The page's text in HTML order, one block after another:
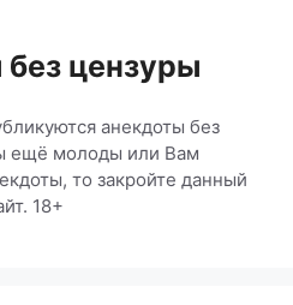
цензуры
анекдоты без
ещё молоды или Вам
то закройте данный
18+